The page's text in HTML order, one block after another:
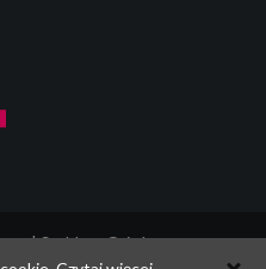
|Szablon:Oriaby